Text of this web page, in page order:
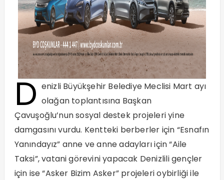
D enizli Büyükşehir Belediye Meclisi Mart ayı
olağan toplantısına Başkan
Çavuşoğlu’nun sosyal destek projeleri yine
damgasını vurdu. Kentteki berberler için “Esnafın
Yanındayız” anne ve anne adayları için “Aile
Taksi”, vatani görevini yapacak Denizlili gençler
için ise “Asker Bizim Asker” projeleri oybirliği ile